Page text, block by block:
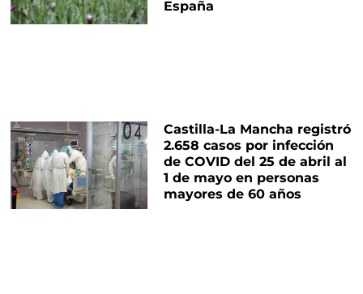
España
Castilla-La Mancha registró
2.658 casos por infección
de COVID del 25 de abril al
1 de mayo en personas
mayores de 60 años